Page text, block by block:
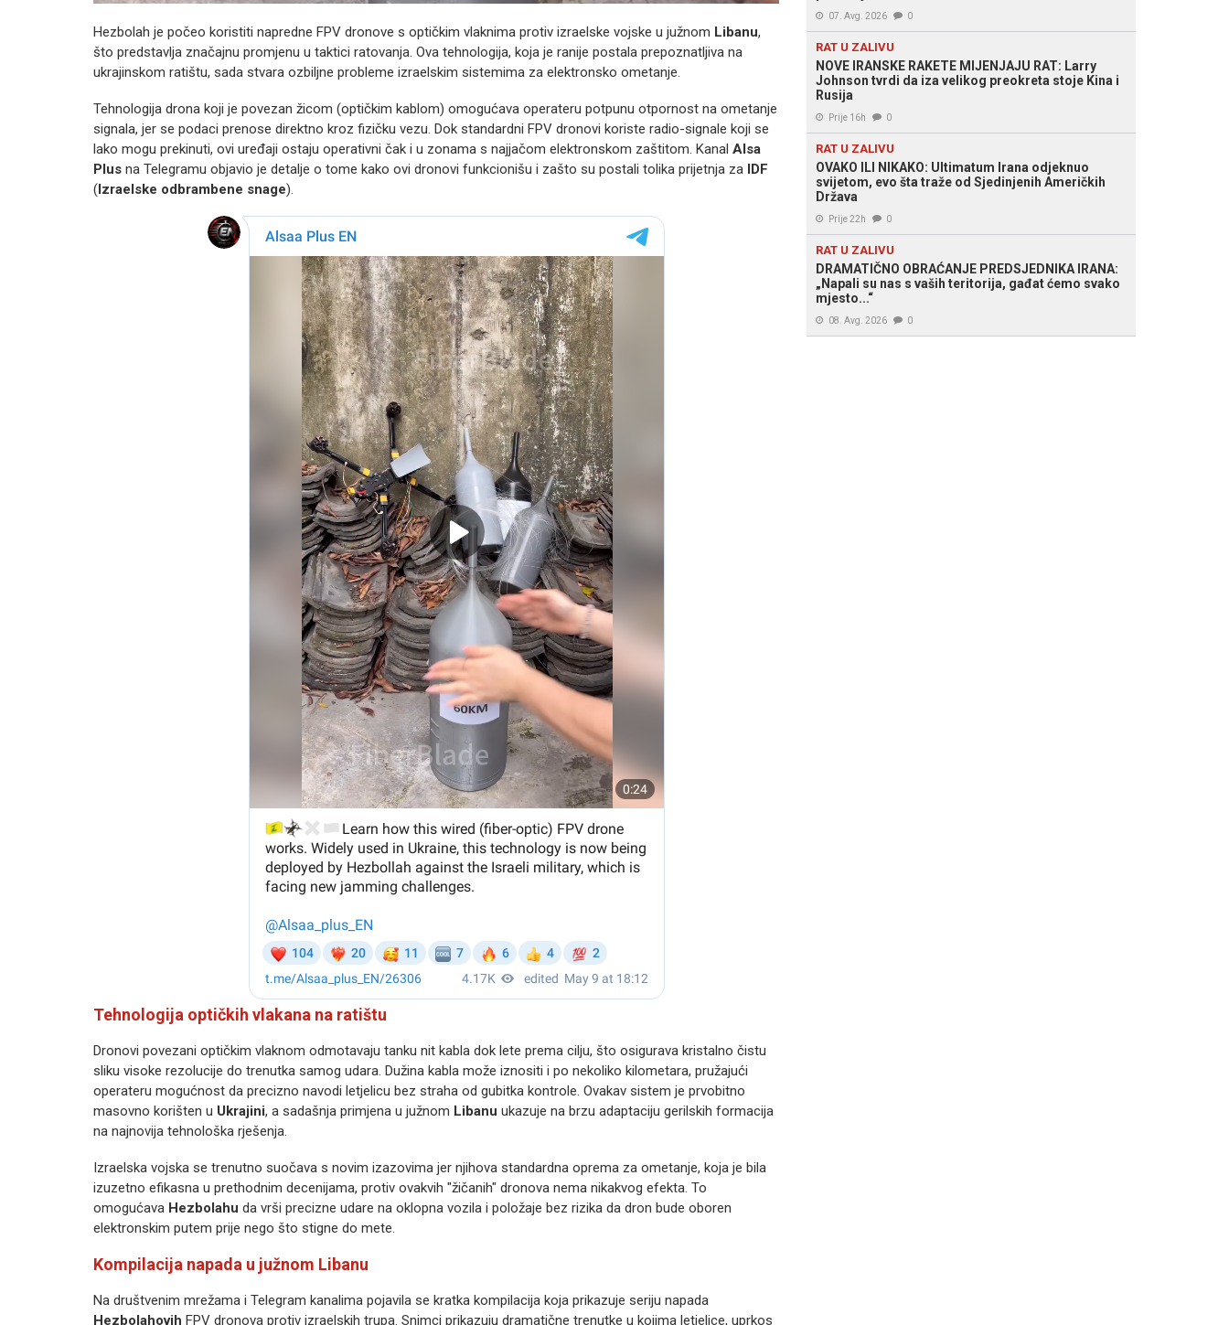
Hezbolah je počeo koristiti napredne FPV dronove s optičkim vlaknima protiv izraelske vojske u južnom Libanu,
što predstavlja značajnu promjenu u taktici ratovanja. Ova tehnologija, koja je ranije postala prepoznatljiva na
ukrajinskom ratištu, sada stvara ozbiljne probleme izraelskim sistemima za elektronsko ometanje.
Tehnologija drona koji je povezan žicom (optičkim kablom) omogućava operateru potpunu otpornost na ometanje
signala, jer se podaci prenose direktno kroz fizičku vezu. Dok standardni FPV dronovi koriste radio-signale koji se
lako mogu prekinuti, ovi uređaji ostaju operativni čak i u zonama s najjačom elektronskom zaštitom. Kanal Alsa
Plus na Telegramu objavio je detalje o tome kako ovi dronovi funkcionišu i zašto su postali tolika prijetnja za IDF
(Izraelske odbrambene snage).
Tehnologija optičkih vlakana na ratištu
Dronovi povezani optičkim vlaknom odmotavaju tanku nit kabla dok lete prema cilju, što osigurava kristalno čistu
sliku visoke rezolucije do trenutka samog udara. Dužina kabla može iznositi i po nekoliko kilometara, pružajući
operateru mogućnost da precizno navodi letjelicu bez straha od gubitka kontrole. Ovakav sistem je prvobitno
masovno korišten u Ukrajini, a sadašnja primjena u južnom Libanu ukazuje na brzu adaptaciju gerilskih formacija
na najnovija tehnološka rješenja.
Izraelska vojska se trenutno suočava s novim izazovima jer njihova standardna oprema za ometanje, koja je bila
izuzetno efikasna u prethodnim decenijama, protiv ovakvih "žičanih" dronova nema nikakvog efekta. To
omogućava Hezbolahu da vrši precizne udare na oklopna vozila i položaje bez rizika da dron bude oboren
elektronskim putem prije nego što stigne do mete.
Kompilacija napada u južnom Libanu
Na društvenim mrežama i Telegram kanalima pojavila se kratka kompilacija koja prikazuje seriju napada
Hezbolahovih FPV dronova protiv izraelskih trupa. Snimci prikazuju dramatične trenutke u kojima letjelice, uprkos
07. Avg. 2026 0
RAT U ZALIVU
NOVE IRANSKE RAKETE MIJENJAJU RAT: Larry
Johnson tvrdi da iza velikog preokreta stoje Kina i
Rusija
Prije 16h 0
RAT U ZALIVU
OVAKO ILI NIKAKO: Ultimatum Irana odjeknuo
svijetom, evo šta traže od Sjedinjenih Američkih
Država
Prije 22h 0
RAT U ZALIVU
DRAMATIČNO OBRAĆANJE PREDSJEDNIKA IRANA:
„Napali su nas s vaših teritorija, gađat ćemo svako
mjesto...“
08. Avg. 2026 0